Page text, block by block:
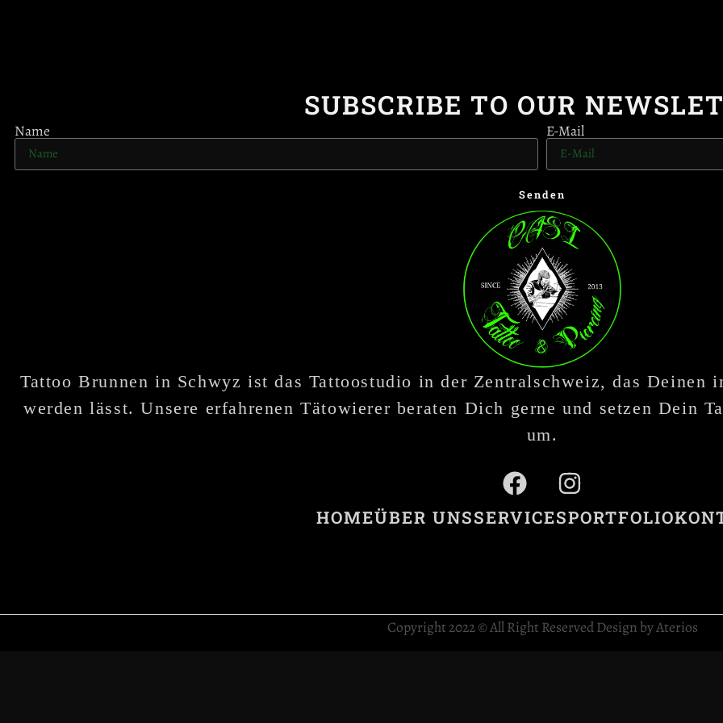
SUBSCRIBE TO OUR
Name E-Mail
Senden
Tattoo Brunnen in Schwyz ist das Tattoostudio in der Zentralschweiz, das
werden lässt. Unsere erfahrenen Tätowierer beraten Dich gerne und setzen Dein
um.
HOMEÜBER UNSSERVICESPORTFOLIO
Copyright 2022 © All Right Reserved Design by Aterios